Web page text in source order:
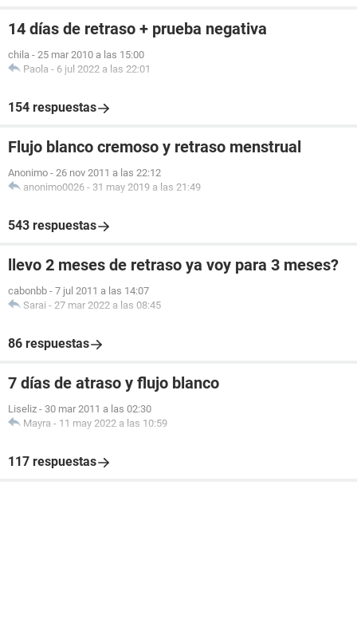
14 días de retraso + prueba negativa
chila - 25 mar 2010 a las 15:00
Paola - 6 jul 2022 a las 22:01
154 respuestas
Flujo blanco cremoso y retraso menstrual
Anonimo - 26 nov 2011 a las 22:12
anonimo0026 - 31 may 2019 a las 21:49
543 respuestas
llevo 2 meses de retraso ya voy para 3 meses?
cabonbb - 7 jul 2011 a las 14:07
Sarai - 27 mar 2022 a las 08:45
86 respuestas
7 días de atraso y flujo blanco
Liseliz - 30 mar 2011 a las 02:30
Mayra - 11 may 2022 a las 10:59
117 respuestas